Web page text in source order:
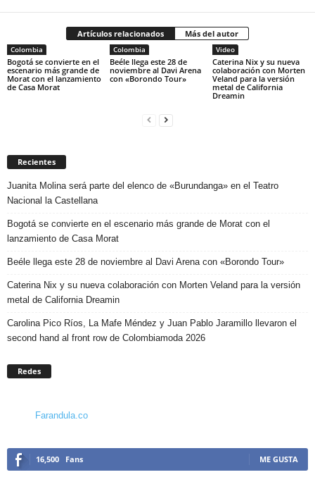
Artículos relacionados Más del autor
Colombia
Bogotá se convierte en el
escenario más grande de
Morat con el lanzamiento
de Casa Morat
Colombia
Beéle llega este 28 de
noviembre al Davi Arena
con «Borondo Tour»
Video
Caterina Nix y su nueva
colaboración con Morten
Veland para la versión
metal de California
Dreamin
Recientes
Juanita Molina será parte del elenco de «Burundanga» en el Teatro
Nacional la Castellana
Bogotá se convierte en el escenario más grande de Morat con el
lanzamiento de Casa Morat
Beéle llega este 28 de noviembre al Davi Arena con «Borondo Tour»
Caterina Nix y su nueva colaboración con Morten Veland para la versión
metal de California Dreamin
Carolina Pico Ríos, La Mafe Méndez y Juan Pablo Jaramillo llevaron el
second hand al front row de Colombiamoda 2026
Redes
Farandula.co
16,500 Fans ME GUSTA